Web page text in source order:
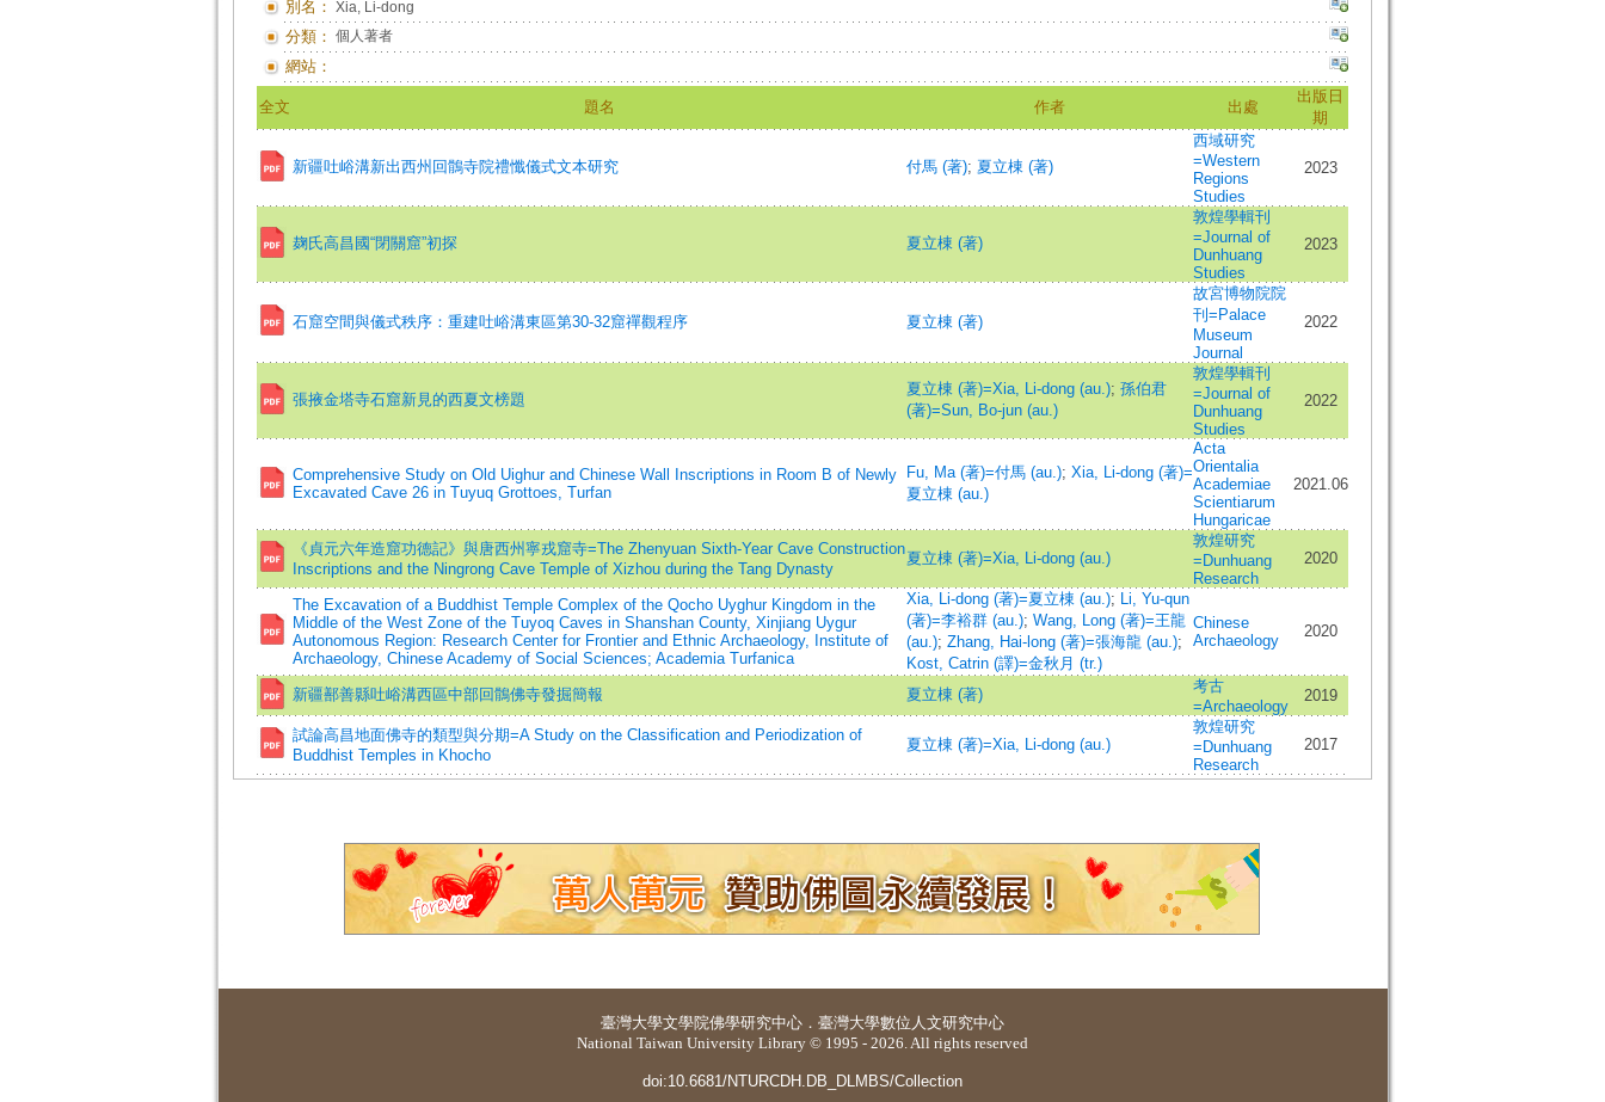
別名： Xia, Li-dong
分類： 個人著者
網站：
全文 題名 作者 出處
出版日
期
新疆吐峪溝新出西州回鶻寺院禮懺儀式文本研究 付馬 (著); 夏立棟 (著)
西域研究
=Western
Regions
Studies
2023
麹氏高昌國“閉關窟”初探 夏立棟 (著)
敦煌學輯刊
=Journal of
Dunhuang
Studies
2023
石窟空間與儀式秩序：重建吐峪溝東區第30-32窟禪觀程序 夏立棟 (著)
故宮博物院院
刊=Palace
Museum
Journal
2022
張掖金塔寺石窟新見的西夏文榜題
夏立棟 (著)=Xia, Li-dong (au.); 孫伯君
(著)=Sun, Bo-jun (au.)
敦煌學輯刊
=Journal of
Dunhuang
Studies
2022
Comprehensive Study on Old Uighur and Chinese Wall Inscriptions in Room B of Newly
Excavated Cave 26 in Tuyuq Grottoes, Turfan
Fu, Ma (著)=付馬 (au.); Xia, Li-dong (著)=
夏立棟 (au.)
Acta
Orientalia
Academiae
Scientiarum
Hungaricae
2021.06
《貞元六年造窟功德記》與唐西州寧戎窟寺=The Zhenyuan Sixth-Year Cave Construction
Inscriptions and the Ningrong Cave Temple of Xizhou during the Tang Dynasty
夏立棟 (著)=Xia, Li-dong (au.)
敦煌研究
=Dunhuang
Research
2020
The Excavation of a Buddhist Temple Complex of the Qocho Uyghur Kingdom in the
Middle of the West Zone of the Tuyoq Caves in Shanshan County, Xinjiang Uygur
Autonomous Region: Research Center for Frontier and Ethnic Archaeology, Institute of
Archaeology, Chinese Academy of Social Sciences; Academia Turfanica
Xia, Li-dong (著)=夏立棟 (au.); Li, Yu-qun
(著)=李裕群 (au.); Wang, Long (著)=王龍
(au.); Zhang, Hai-long (著)=張海龍 (au.);
Kost, Catrin (譯)=金秋月 (tr.)
Chinese
Archaeology
2020
新疆鄯善縣吐峪溝西區中部回鶻佛寺發掘簡報 夏立棟 (著)
考古
=Archaeology
2019
試論高昌地面佛寺的類型與分期=A Study on the Classification and Periodization of
Buddhist Temples in Khocho
夏立棟 (著)=Xia, Li-dong (au.)
敦煌研究
=Dunhuang
Research
2017
臺灣大學文學院佛學研究中心 ． 臺灣大學數位人文研究中心
National Taiwan University Library © 1995 - 2026. All rights reserved
doi:10.6681/NTURCDH.DB_DLMBS/Collection